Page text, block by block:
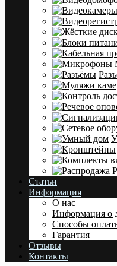
Статьи
Информация
О нас
Информация о
Cпособы
Гарантия
Отзывы
Контакты